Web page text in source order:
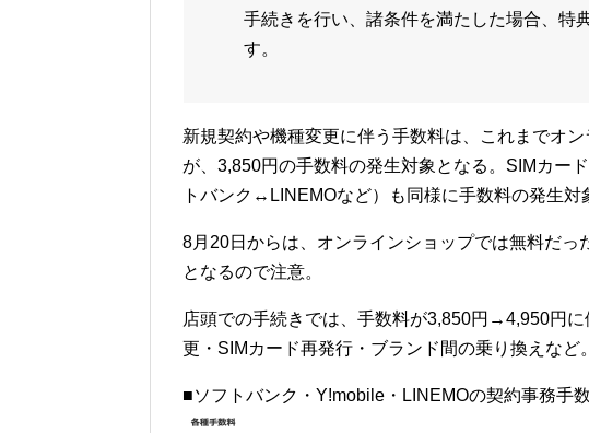
手続きを行い、諸条件を満たした場合、特
す。
新規契約や機種変更に伴う手数料は、これまでオ
が、3,850円の手数料の発生対象となる。SIMカー
トバンク↔LINEMOなど）も同様に手数料の発生対
8月20日からは、オンラインショップでは無料だっ
となるので注意。
店頭での手続きでは、手数料が3,850円→4,950円
更・SIMカード再発行・ブランド間の乗り換えなど。
■ソフトバンク・Y!mobile・LINEMOの契約事務手